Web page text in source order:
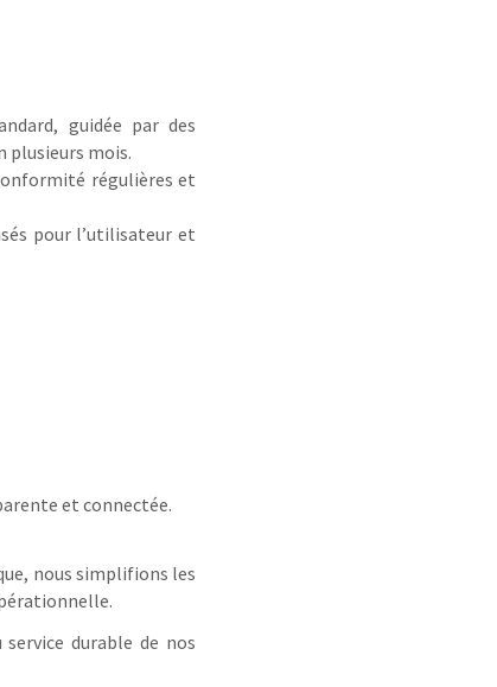
guidée par des
plusieurs mois.
régulières et
pour l’utilisateur et
et connectée.
nous simplifions les
durable de nos